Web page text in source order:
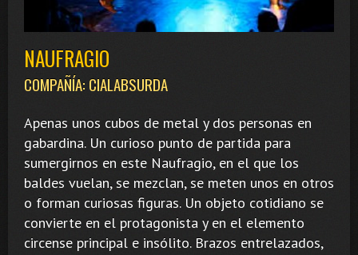
NAUFRAGIO
COMPAÑÍA: CIALABSURDA
Apenas unos cubos de metal y dos personas en
gabardina. Un curioso punto de partida para
sumergirnos en este Naufragio, en el que los
baldes vuelan, se mezclan, se meten unos en otros
o forman curiosas figuras. Un objeto cotidiano se
convierte en el protagonista y en el elemento
circense principal e insólito. Brazos entrelazados,